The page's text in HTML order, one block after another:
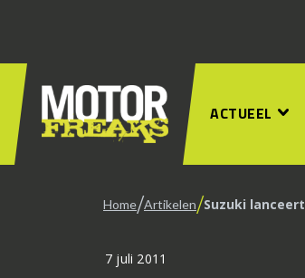
ACTUEEL
Home/Artikelen/Suzuki
7 juli 2011